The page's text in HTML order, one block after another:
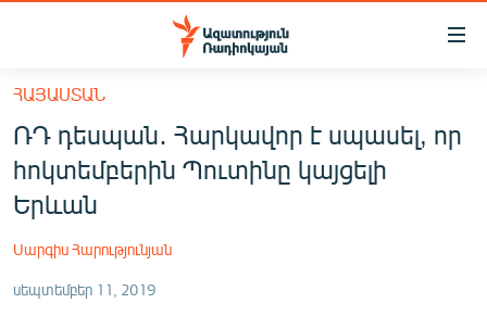
Մատչելիության
հիմնական
բովանդակությանը
Անցնել
հիմնական
մենյուին
ՀԱՅԱՍՏԱՆ
ՔԱՂԱՔԱԿԱՆ
ՀԱՅԱՍՏԱՆ
ՌԴ դեսպան․ Հարկավոր է սպասել, որ
հոկտեմբերին Պուտինը կայցելի
Երևան
Սարգիս Հարությունյան
սեպտեմբեր 11, 2019